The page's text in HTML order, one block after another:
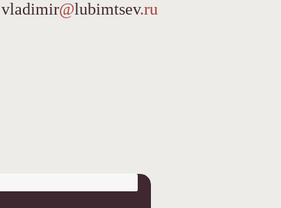
vladimir@lubimtsev.ru